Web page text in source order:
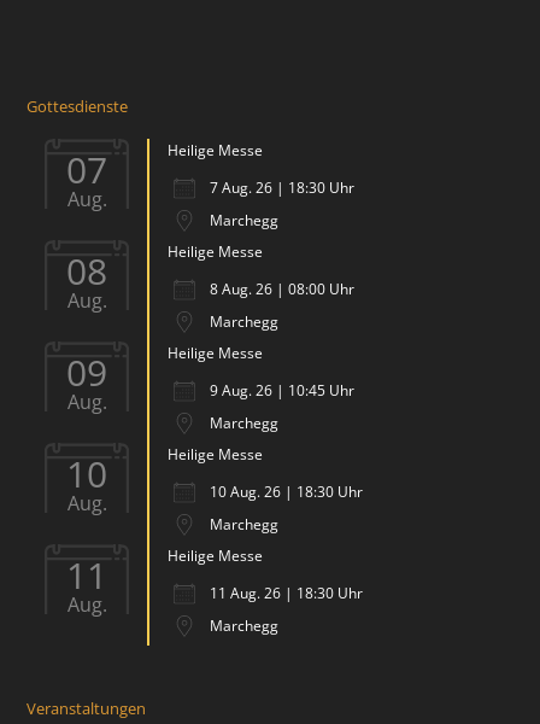
Gottesdienste
07
Aug.
Heilige Messe
7 Aug. 26 | 18:30 Uhr
Marchegg
08
Aug.
Heilige Messe
8 Aug. 26 | 08:00 Uhr
Marchegg
09
Aug.
Heilige Messe
9 Aug. 26 | 10:45 Uhr
Marchegg
10
Aug.
Heilige Messe
10 Aug. 26 | 18:30 Uhr
Marchegg
11
Aug.
Heilige Messe
11 Aug. 26 | 18:30 Uhr
Marchegg
Veranstaltungen